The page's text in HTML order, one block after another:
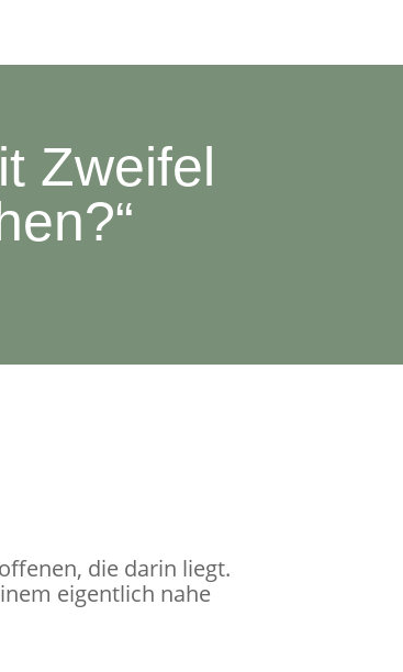
Zweifel
die darin liegt.
eigentlich nahe